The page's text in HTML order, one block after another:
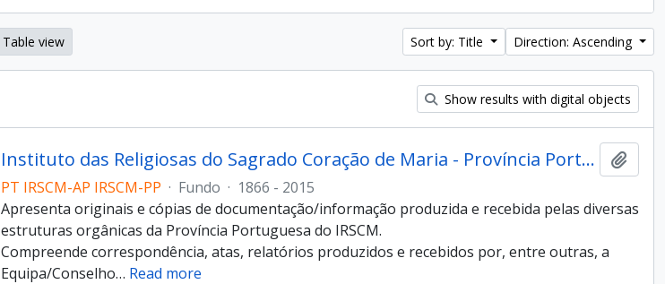
Table view Sort by: Title Direction: Ascending
Show results with digital objects
Instituto das Religiosas do Sagrado Coração de Maria - Província Portuguesa
PT IRSCM-AP IRSCM-PP · Fundo · 1866 - 2015
Apresenta originais e cópias de documentação/informação produzida e recebida pelas diversas
estruturas orgânicas da Província Portuguesa do IRSCM.
Compreende correspondência, atas, relatórios produzidos e recebidos por, entre outras, a
Equipa/Conselho… Read more